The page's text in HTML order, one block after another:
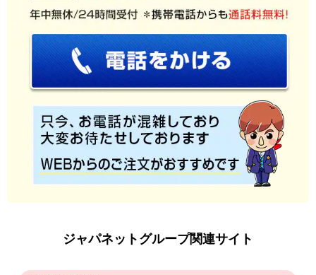
ジャパネットグループ関連サイト